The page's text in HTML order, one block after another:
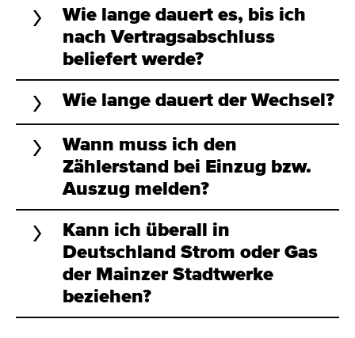
Wie lange dauert es, bis ich
nach Vertragsabschluss
beliefert werde?
Wie lange dauert der Wechsel?
Wann muss ich den
Zählerstand bei Einzug bzw.
Auszug melden?
Kann ich überall in
Deutschland Strom oder Gas
der Mainzer Stadtwerke
beziehen?